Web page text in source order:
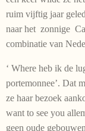
ruim vijftig jaar
naar het zonnige
combinatie van
‘ Where heb ik de
portemonnee’. Dat
ze haar bezoek
want to see you
geen oude